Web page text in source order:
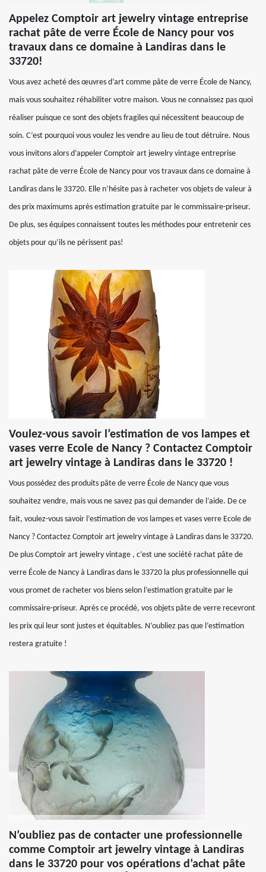
Appelez Comptoir art jewelry vintage entreprise
rachat pâte de verre École de Nancy pour vos
travaux dans ce domaine à Landiras dans le
33720!
Vous avez acheté des œuvres d’art comme pâte de verre École de Nancy,
mais vous souhaitez réhabiliter votre maison. Vous ne connaissez pas quoi
réaliser puisque ce sont des objets fragiles qui nécessitent beaucoup de
soin. C’est pourquoi vous voulez les vendre au lieu de tout détruire. Nous
vous invitons alors d’appeler Comptoir art jewelry vintage entreprise
rachat pâte de verre École de Nancy pour vos travaux dans ce domaine à
Landiras dans le 33720. Elle n’hésite pas à racheter vos objets de valeur à
des prix maximums après estimation gratuite par le commissaire-priseur.
De plus, ses équipes connaissent toutes les méthodes pour entretenir ces
objets pour qu’ils ne périssent pas!
Voulez-vous savoir l’estimation de vos lampes et
vases verre Ecole de Nancy ? Contactez Comptoir
art jewelry vintage à Landiras dans le 33720 !
Vous possédez des produits pâte de verre École de Nancy que vous
souhaitez vendre, mais vous ne savez pas qui demander de l’aide. De ce
fait, voulez-vous savoir l’estimation de vos lampes et vases verre Ecole de
Nancy ? Contactez Comptoir art jewelry vintage à Landiras dans le 33720.
De plus Comptoir art jewelry vintage , c’est une société rachat pâte de
verre École de Nancy à Landiras dans le 33720 la plus professionnelle qui
vous promet de racheter vos biens selon l’estimation gratuite par le
commissaire-priseur. Après ce procédé, vos objets pâte de verre recevront
les prix qui leur sont justes et équitables. N’oubliez pas que l’estimation
restera gratuite !
N’oubliez pas de contacter une professionnelle
comme Comptoir art jewelry vintage à Landiras
dans le 33720 pour vos opérations d’achat pâte